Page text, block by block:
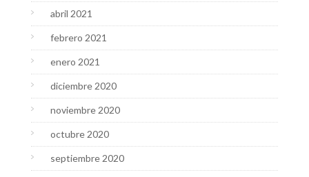
abril 2021
febrero 2021
enero 2021
diciembre 2020
noviembre 2020
octubre 2020
septiembre 2020